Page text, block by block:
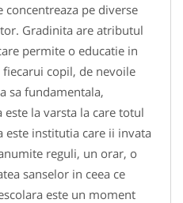
pe diverse
Gradinita are atributul
permite o educatie in
copil, de nevoile
sa fundamentala,
la varsta la care totul
este institutia care ii invata
reguli, un orar, o
sanselor in ceea ce
este un moment